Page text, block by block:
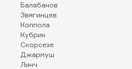
Балабанов
Звягинцев
Коппола
Кубрик
Скорсезе
Джармуш
Линч